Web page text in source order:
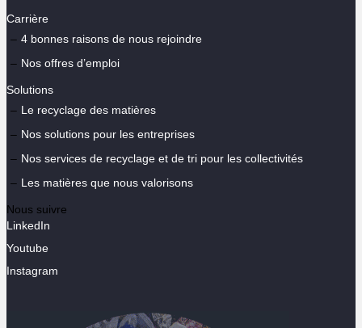
Carrière
4 bonnes raisons de nous rejoindre
Nos offres d’emploi
Solutions
Le recyclage des matières
Nos solutions pour les entreprises
Nos services de recyclage et de tri pour les collectivités
Les matières que nous valorisons
Nous suivre
LinkedIn
Youtube
Instagram